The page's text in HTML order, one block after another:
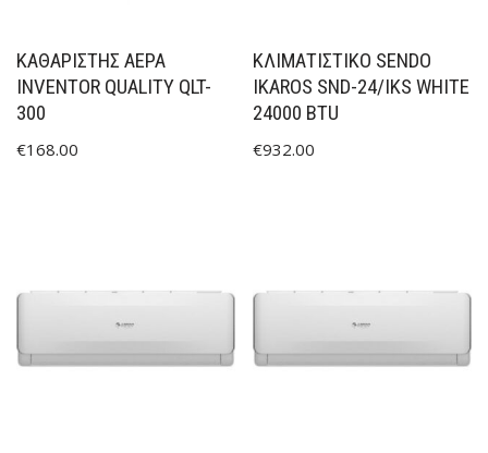
ΚΑΘΑΡΙΣΤΉΣ ΑΈΡΑ
INVENTOR QUALITY QLT-
300
€168.00
ΚΛΙΜΑΤΙΣΤΙΚΟ SENDO
IKAROS SND-24/IKS WHITE
24000 BTU
€932.00